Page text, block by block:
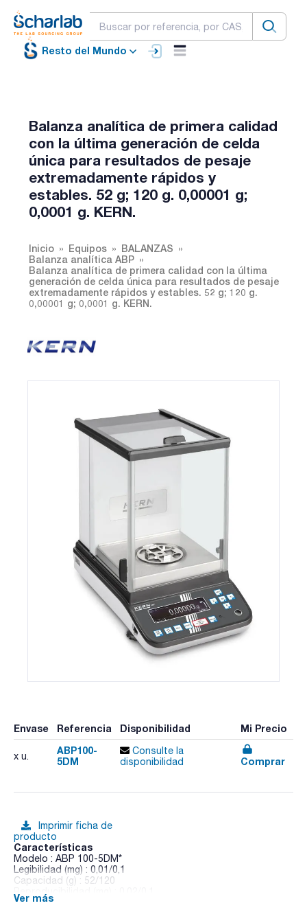
Resto del Mundo
Balanza analítica de primera calidad
con la última generación de celda
única para resultados de pesaje
extremadamente rápidos y
estables. 52 g; 120 g. 0,00001 g;
0,0001 g. KERN.
Inicio Equipos
BALANZAS
Balanza analítica ABP
Balanza analítica de primera calidad con la última
generación de celda única para resultados de pesaje
extremadamente rápidos y estables. 52 g; 120 g.
0,00001 g; 0,0001 g. KERN.
Envase Referencia Disponibilidad Mi Precio
x u.
ABP100-
5DM
Consulte la
disponibilidad
Comprar
Imprimir ficha de
producto
Características
Modelo : ABP 100-5DM*
Legibilidad (mg) : 0,01/0,1
Capacidad (g) : 52/120
Linealidad (mg) : ± 0,05/0,2
Ver más